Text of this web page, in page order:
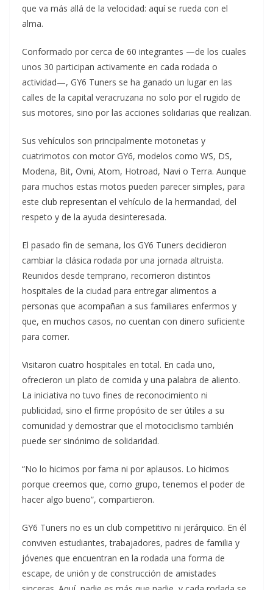
que va más allá de la velocidad: aquí se rueda con el
alma.
Conformado por cerca de 60 integrantes —de los cuales
unos 30 participan activamente en cada rodada o
actividad—, GY6 Tuners se ha ganado un lugar en las
calles de la capital veracruzana no solo por el rugido de
sus motores, sino por las acciones solidarias que realizan.
Sus vehículos son principalmente motonetas y
cuatrimotos con motor GY6, modelos como WS, DS,
Modena, Bit, Ovni, Atom, Hotroad, Navi o Terra. Aunque
para muchos estas motos pueden parecer simples, para
este club representan el vehículo de la hermandad, del
respeto y de la ayuda desinteresada.
El pasado fin de semana, los GY6 Tuners decidieron
cambiar la clásica rodada por una jornada altruista.
Reunidos desde temprano, recorrieron distintos
hospitales de la ciudad para entregar alimentos a
personas que acompañan a sus familiares enfermos y
que, en muchos casos, no cuentan con dinero suficiente
para comer.
Visitaron cuatro hospitales en total. En cada uno,
ofrecieron un plato de comida y una palabra de aliento.
La iniciativa no tuvo fines de reconocimiento ni
publicidad, sino el firme propósito de ser útiles a su
comunidad y demostrar que el motociclismo también
puede ser sinónimo de solidaridad.
“No lo hicimos por fama ni por aplausos. Lo hicimos
porque creemos que, como grupo, tenemos el poder de
hacer algo bueno”, compartieron.
GY6 Tuners no es un club competitivo ni jerárquico. En él
conviven estudiantes, trabajadores, padres de familia y
jóvenes que encuentran en la rodada una forma de
escape, de unión y de construcción de amistades